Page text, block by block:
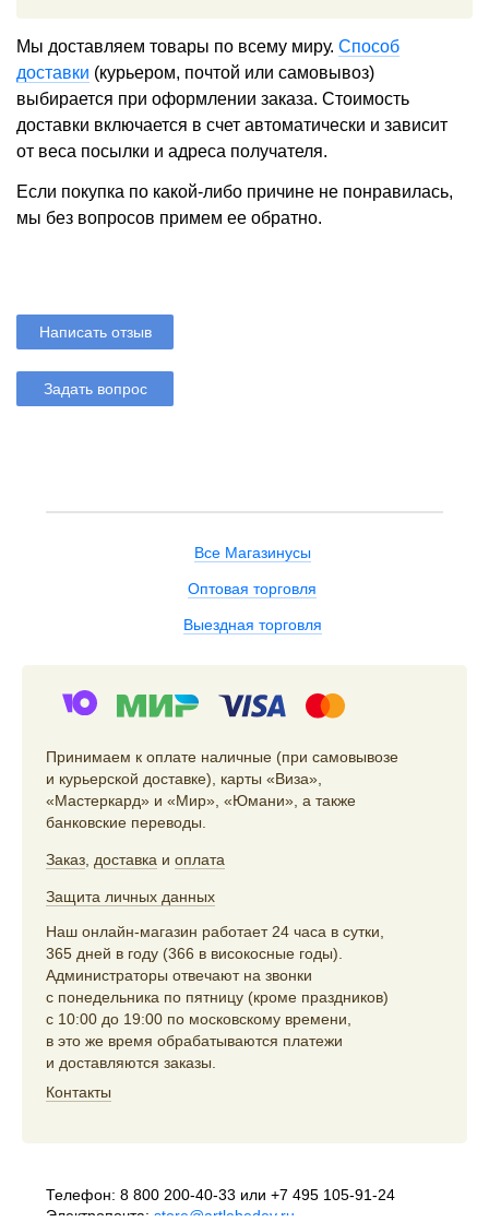
Мы доставляем товары по всему миру. Способ
доставки (курьером, почтой или самовывоз)
выбирается при оформлении заказа. Стоимость
доставки включается в счет автоматически и зависит
от веса посылки и адреса получателя.
Если покупка по какой-либо причине не понравилась,
мы без вопросов примем ее обратно.
Написать отзыв
Задать вопрос
Все Магазинусы
Оптовая торговля
Выездная торговля
Принимаем к оплате наличные (при самовывозе
и курьерской доставке), карты «Виза»,
«Мастеркард» и «Мир», «Юмани», а также
банковские переводы.
Заказ доставка и оплата
Защита личных данных
Наш онлайн-магазин работает 24 часа в сутки,
365 дней в году (366 в високосные годы).
Администраторы отвечают на звонки
с понедельника по пятницу (кроме праздников)
с 10:00 до 19:00 по московскому времени,
в это же время обрабатываются платежи
и доставляются заказы.
Контакты
Телефон: 8 800 200-40-33 или +7 495 105-91-24
Электропочта: store@artlebedev.ru